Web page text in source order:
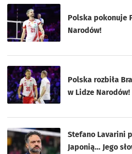
Polska pokonuje
Narodów!
Polska rozbiła
w Lidze Narodów!
Stefano Lavarini
Japonią… Jego